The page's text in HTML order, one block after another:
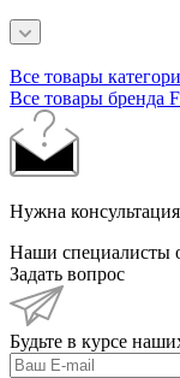
Все товары
Все товары бренда
Нужна
Наши специалисты
Задать вопрос
Будьте в курсе